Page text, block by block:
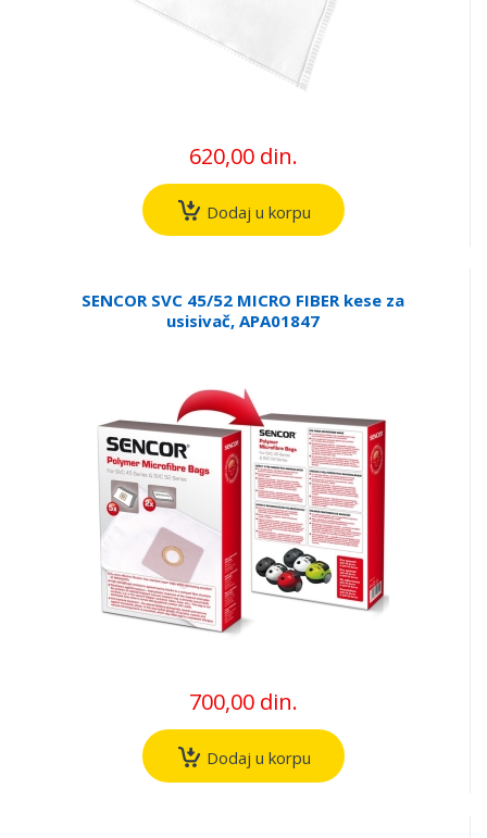
620,00 din.
Dodaj u korpu
SENCOR SVC 45/52 MICRO FIBER kese za
usisivač, APA01847
700,00 din.
Dodaj u korpu